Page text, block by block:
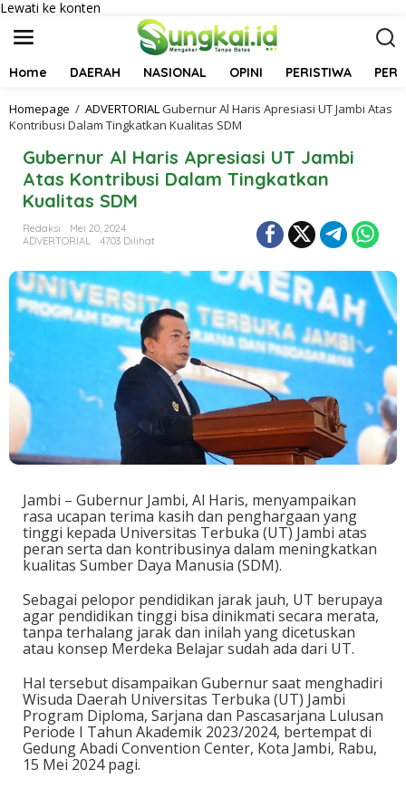
Lewati ke konten
Home DAERAH NASIONAL OPINI PERISTIWA
Homepage / ADVERTORIALGubernur Al Haris Apresiasi UT Jambi Atas
Kontribusi Dalam Tingkatkan Kualitas SDM
Gubernur Al Haris Apresiasi UT Jambi
Atas Kontribusi Dalam Tingkatkan
Kualitas SDM
Redaksi
Mei 20, 2024
ADVERTORIAL
4703 Dilihat
Jambi – Gubernur Jambi, Al Haris, menyampaikan
rasa ucapan terima kasih dan penghargaan yang
tinggi kepada Universitas Terbuka (UT) Jambi atas
peran serta dan kontribusinya dalam meningkatkan
kualitas Sumber Daya Manusia (SDM).
Sebagai pelopor pendidikan jarak jauh, UT berupaya
agar pendidikan tinggi bisa dinikmati secara merata,
tanpa terhalang jarak dan inilah yang dicetuskan
atau konsep Merdeka Belajar sudah ada dari UT.
Hal tersebut disampaikan Gubernur saat menghadiri
Wisuda Daerah Universitas Terbuka (UT) Jambi
Program Diploma, Sarjana dan Pascasarjana Lulusan
Periode I Tahun Akademik 2023/2024, bertempat di
Gedung Abadi Convention Center, Kota Jambi, Rabu,
15 Mei 2024 pagi.